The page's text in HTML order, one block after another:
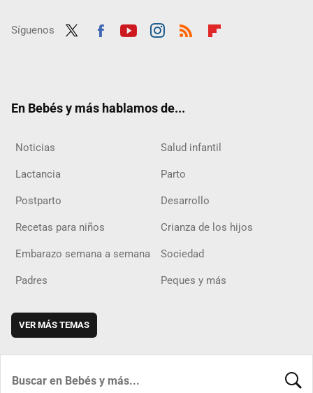
Síguenos
En Bebés y más hablamos de...
Noticias Salud infantil
Lactancia Parto
Postparto Desarrollo
Recetas para niños Crianza de los hijos
Embarazo semana a semana Sociedad
Padres Peques y más
VER MÁS TEMAS